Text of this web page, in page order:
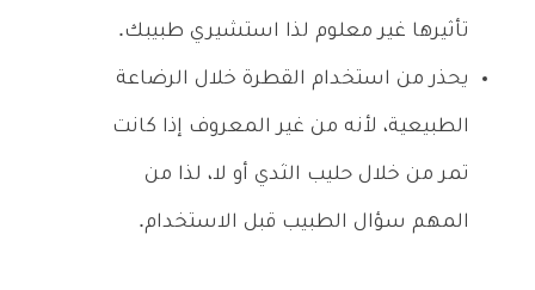
تأثيرها غير معلوم لذا استشيري طبيبك.
يحذر من استخدام القطرة خلال الرضاعة
الطبيعية، لأنه من غير المعروف إذا كانت
تمر من خلال حليب الثدي أو لا، لذا من
المهم سؤال الطبيب قبل الاستخدام.